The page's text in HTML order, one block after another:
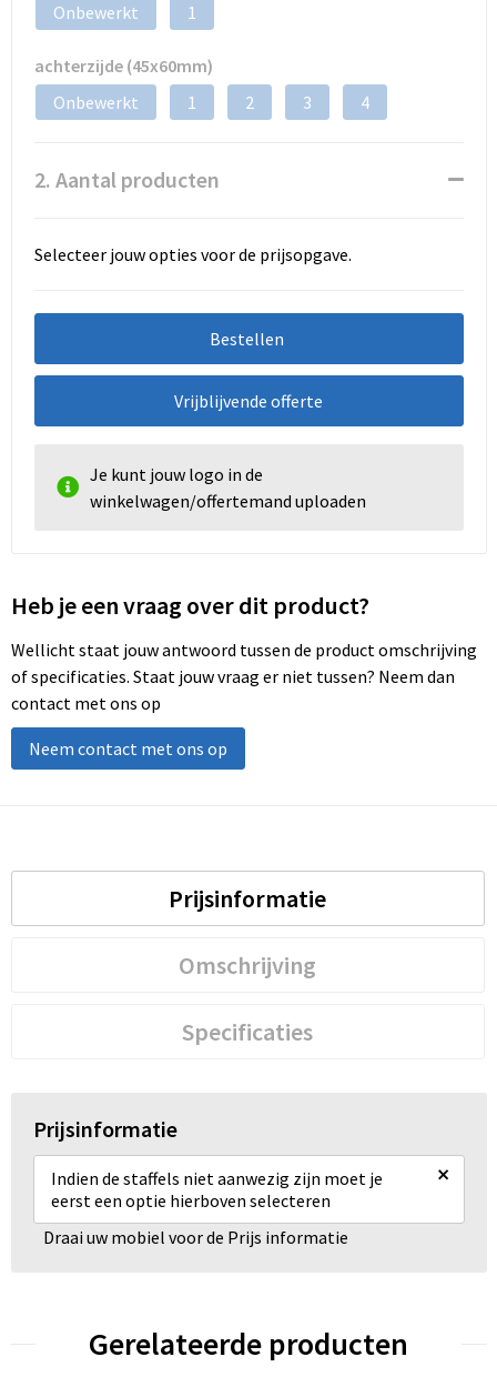
Onbewerkt
1
achterzijde (45x60mm)
Onbewerkt
1 2 3 4
2. Aantal producten
Selecteer jouw opties voor de prijsopgave.
Bestellen
Vrijblijvende offerte
Je kunt jouw logo in de
winkelwagen/offertemand uploaden
Heb je een vraag over dit product?
Wellicht staat jouw antwoord tussen de product omschrijving
of specificaties. Staat jouw vraag er niet tussen? Neem dan
contact met ons op
Neem contact met ons op
Prijsinformatie
Omschrijving
Specificaties
Prijsinformatie
Indien de staffels niet aanwezig zijn moet je
eerst een optie hierboven selecteren
×
Draai uw mobiel voor de Prijs informatie
Gerelateerde producten